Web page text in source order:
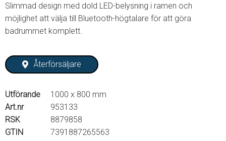
Slimmad design med dold LED-belysning i ramen och
möjlighet att välja till Bluetooth-högtalare för att göra
badrummet komplett.
Återförsäljare
Utförande
1000 x 800 mm
Art.nr
953133
RSK
8879858
GTIN
7391887265563